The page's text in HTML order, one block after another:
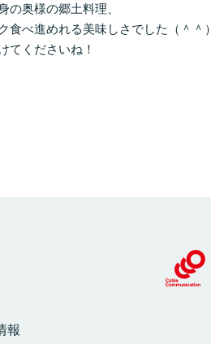
の奥様の郷土料理、
食べ進めれる美味しさでした（＾＾）
てくださいね！
報